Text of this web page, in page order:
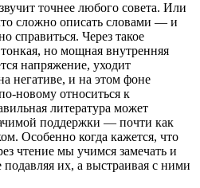
точнее любого совета. Или
сложно описать словами — и
справиться. Через такое
но мощная внутренняя
напряжение, уходит
негативе, и на этом фоне
новому относиться к
литература может
поддержки — почти как
Особенно когда кажется, что
чтение мы учимся замечать и
их, а выстраивая с ними